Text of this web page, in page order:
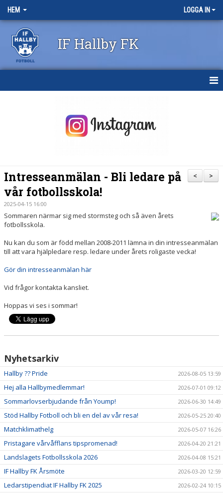
HEM LOGGA IN
IF Hallby FK
KALENDER
BILDGALLERI
DOKUMENT
VÅRA LAG
MATCHER
KLUBBSHOP
>
<
Intresseanmälan - Bli ledare på
vår fotbollsskola!
2025-04-15 16:00
Sommaren närmar sig med stormsteg och så även årets
fotbollsskola.
Nu kan du som är född mellan 2008-2011 lämna in din intresseanmälan
till att vara hjälpledare resp. ledare under årets roligaste vecka!
Gör din intresseanmälan här
Vid frågor kontakta kansliet.
Hoppas vi ses i sommar!
Nyhetsarkiv
Hallby ?? Pride 2026-08-05 13:59
Hej alla Hallbymedlemmar! 2026-07-01 09:12
Sommarlovserbjudande från Yoump! 2026-06-30 14:49
Stöd Hallby Fotboll och bli en del av vår resa! 2026-05-25 20:40
Matchklimathelg 2026-05-07 16:26
Pristagare vårvåfflans tipspromenad! 2026-04-20 21:21
Landslagets Fotbollsskola 2026 2026-04-08 15:21
IF Hallby FK Årsmöte 2026-03-20 12:59
Ledarstipendiat IF Hallby FK 2025 2026-02-24 10:15